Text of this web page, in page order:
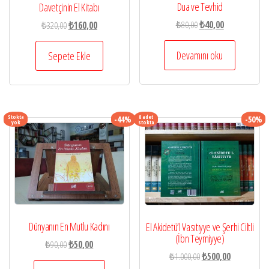
Davetçinin El Kitabı
₺320,00Orijinal
fiyat:
₺320,00.
₺160,00Şu
andaki
₺160,00.
Sepete Ekle
Dua ve Tevhid
₺80,00Orijinal
fiyat:
₺80,00.
₺40,00Şu
andaki
₺40,00.
Devamını oku
Stokta
yok -44%
Dünyanın En Mutlu Kadını
₺90,00Orijinal
fiyat:
₺50,00Şu
andaki
8 adet
stokta -50%
El Akidetü’l Vasıtıyye ve Şerhi Ciltli
(İbn Teymiyye)
₺1.000,00Orijinal
₺500,00Şu